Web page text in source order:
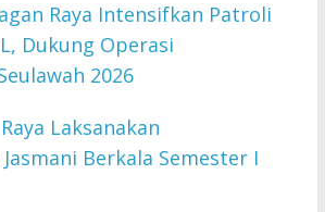
Raya Intensifkan Patroli
Dukung Operasi
2026
Laksanakan
Berkala Semester I